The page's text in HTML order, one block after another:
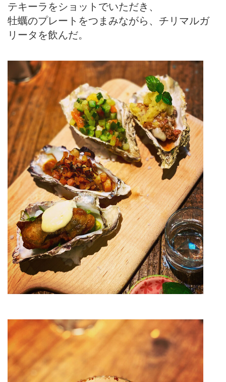
テキーラをショットでいただき、
牡蠣のプレートをつまみながら、チリマルガ
リータを飲んだ。